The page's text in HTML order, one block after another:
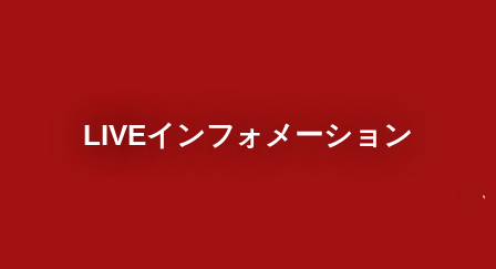
LIVEインフォメーション